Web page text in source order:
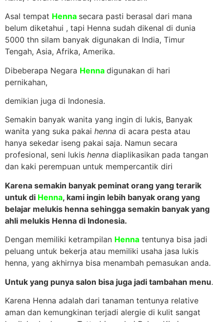
Asal tempat Henna secara pasti berasal dari mana
belum diketahui , tapi Henna sudah dikenal di dunia
5000 thn silam banyak digunakan di India, Timur
Tengah, Asia, Afrika, Amerika.
Dibeberapa Negara Henna digunakan di hari
pernikahan,
demikian juga di Indonesia.
Semakin banyak wanita yang ingin di lukis, Banyak
wanita yang suka pakai henna di acara pesta atau
hanya sekedar iseng pakai saja. Namun secara
profesional, seni lukis henna diaplikasikan pada tangan
dan kaki perempuan untuk mempercantik diri
Karena semakin banyak peminat orang yang terarik
untuk di Henna, kami ingin lebih banyak orang yang
belajar melukis henna sehingga semakin banyak yang
ahli melukis Henna di Indonesia.
Dengan memiliki ketrampilan Henna tentunya bisa jadi
peluang untuk bekerja atau memiliki usaha jasa lukis
henna, yang akhirnya bisa menambah pemasukan anda.
Untuk yang punya salon bisa juga jadi tambahan menu.
Karena Henna adalah dari tanaman tentunya relative
aman dan kemungkinan terjadi alergie di kulit sangat